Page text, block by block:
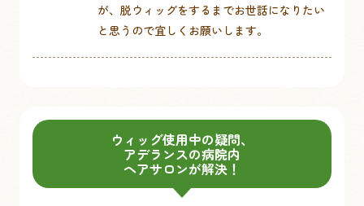
が、脱ウィッグをするまでお世話になりたい
と思うので宜しくお願いします。
ウィッグ使用中の疑問、
アデランスの病院内
ヘアサロンが解決！